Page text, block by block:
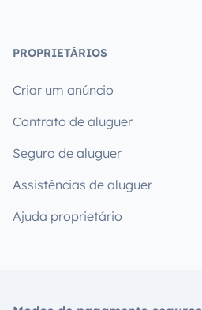
PROPRIETÁRIOS
Criar um anúncio
Contrato de aluguer
Seguro de aluguer
Assistências de aluguer
Ajuda proprietário